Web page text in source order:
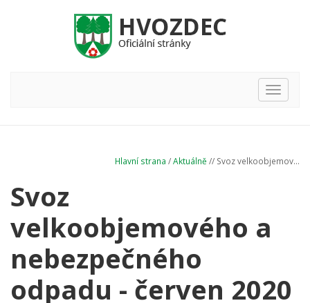
Hlavní
nabídka
Hlavní strana /Aktuálně // Svoz velkoobjemov...
Svoz
velkoobjemového a
nebezpečného
odpadu - červen 2020